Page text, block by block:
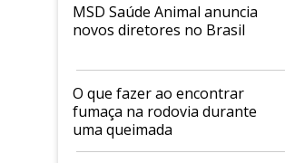
MSD Saúde Animal anuncia
novos diretores no Brasil
O que fazer ao encontrar
fumaça na rodovia durante
uma queimada